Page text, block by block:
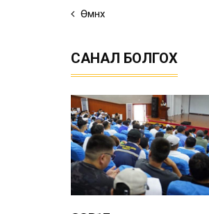
Өмнөх
САНАЛ БОЛГОХ